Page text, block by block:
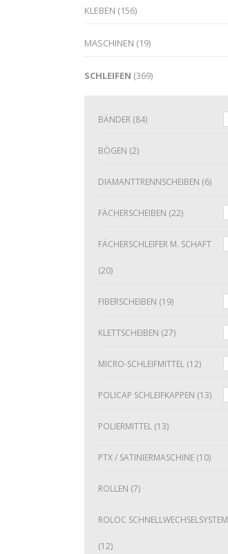
KLEBEN (156)
MASCHINEN (19)
SCHLEIFEN (369)
BÄNDER (84)
BÖGEN (2)
DIAMANTTRENNSCHEIBEN (6)
FÄCHERSCHEIBEN (22)
FÄCHERSCHLEIFER M. SCHAFT
(20)
FIBERSCHEIBEN (19)
KLETTSCHEIBEN (27)
MICRO-SCHLEIFMITTEL (12)
POLICAP SCHLEIFKAPPEN (13)
POLIERMITTEL (13)
PTX / SATINIERMASCHINE (10)
ROLLEN (7)
ROLOC SCHNELLWECHSELSYSTEM
(12)